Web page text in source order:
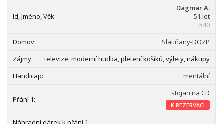
Dagmar A.
51 let
540
Slatiňany-DOZP
televize, moderní hudba, pletení košíků, výlety, nákupy
mentální
stojan na CD
K REZERVACI